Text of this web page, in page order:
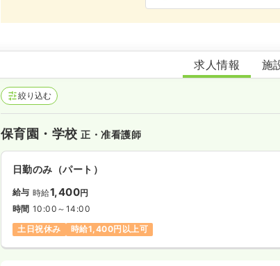
勝田あすなろ保
求人情報 施
絞り込む
保育園・学校正・准看護師
日勤のみ（パート）
給与 時給1,400円
時間 10:00～14:00
土日祝休み
時給1,400円以上可